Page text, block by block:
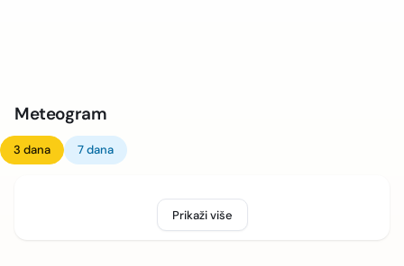
Meteogram
3 dana 7 dana
Prikaži više